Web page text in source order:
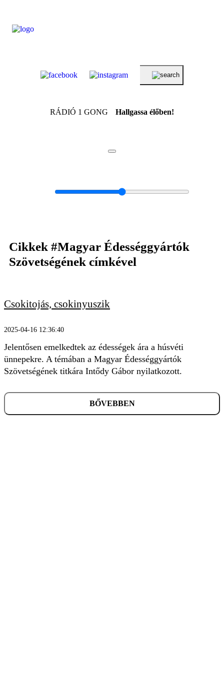
KERESÉS
RÁDIÓ 1 GONG Hallgassa élőben!
Cikkek #Magyar Édességgyártók
Szövetségének címkével
Csokitojás, csokinyuszik
2025-04-16 12:36:40
Jelentősen emelkedtek az édességek ára a húsvéti
ünnepekre. A témában a Magyar Édességgyártók
Szövetségének titkára Intődy Gábor nyilatkozott.
BŐVEBBEN